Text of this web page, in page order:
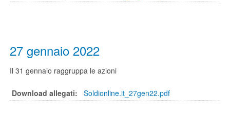
27 gennaio 2022
Il 31 gennaio raggruppa le azioni
Download allegati: Soldionline.it_27gen22.pdf